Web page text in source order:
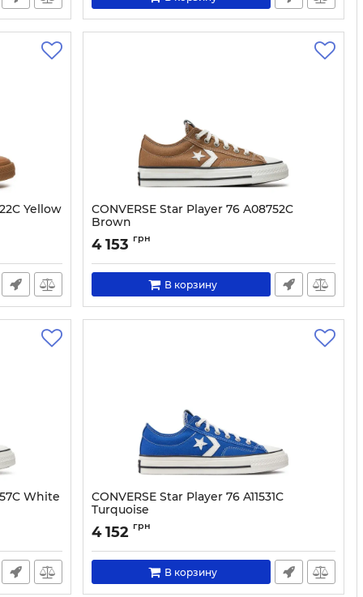
Yellow
CONVERSE Star Player 76 A08752C
Brown
Артикул: 0000303743963-40
4 153 грн
В корзину
White
CONVERSE Star Player 76 A11531C
Turquoise
Артикул: 0000304042638-37
4 152 грн
В корзину